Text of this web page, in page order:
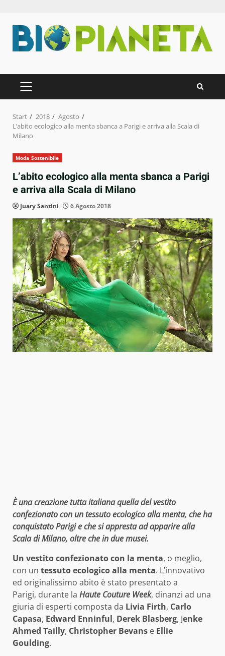
Inhalt
springen
PRIMÄRES
MENÜ
Start 2018
Agosto
L’abito ecologico alla menta sbanca a Parigi e arriva alla Scala di
Milano
Moda Sostenibile
L’abito ecologico alla menta sbanca a Parigi
e arriva alla Scala di Milano
Juary Santini 6 Agosto 2018
È una creazione tutta italiana quella del vestito
confezionato con un tessuto ecologico alla menta, che ha
conquistato Parigi e che si appresta ad apparire alla
Scala di Milano, oltre che in due musei.
Un vestito confezionato con la menta, o meglio,
con un tessuto ecologicoalla menta. L’innovativo
ed originalissimo abito è stato presentato a
Parigi, durante la Haute Couture Week, dinanzi ad una
giuria di esperti composta da Livia Firth, Carlo
Capasa, Edward Enninful, Derek Blasberg, Jenke
Ahmed Tailly, Christopher Bevans e Ellie
Goulding.